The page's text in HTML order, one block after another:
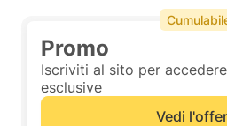
Promo
Iscriviti al sito per
esclusive
Vedi